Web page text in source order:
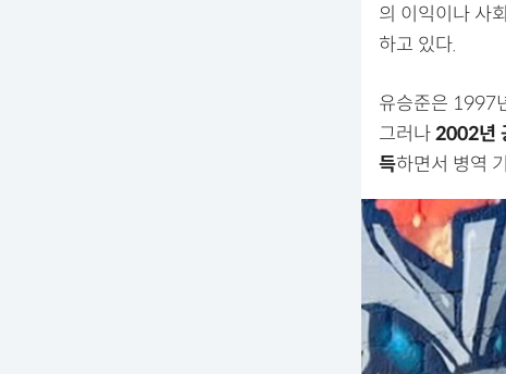
의 이익이나 사
하고 있다.
유승준은 1997
그러나2002년
득하면서 병역